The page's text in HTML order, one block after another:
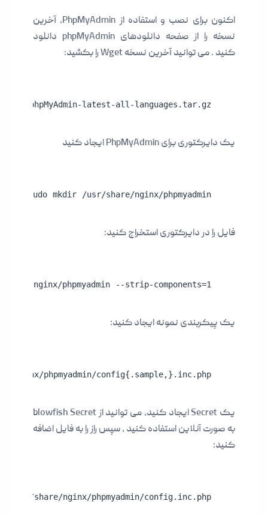
اکنون برای نصب و استفاده از PhpMyAdmin، آخرین
نسخه را از صفحه دانلودهای phpMyAdmin دانلود
کنید . می توانید آخرین نسخه Wget را بکشید:
phpMyAdmin-latest-all-languages.tar.gz
یک دایرکتوری برای PhpMyAdmin ایجاد کنید
sudo mkdir /usr/share/nginx/phpmyadmin
فایل را در دایرکتوری استخراج کنید:
nginx/phpmyadmin --strip-components=1
یک پیکربندی نمونه ایجاد کنید:
nginx/phpmyadmin/config{.sample,}.inc.php
یک Secret ایجاد کنید، می توانید از blowfish Secret
به صورت آنلاین استفاده کنید ، سپس راز را به فایل اضافه
کنید:
/usr/share/nginx/phpmyadmin/config.inc.php